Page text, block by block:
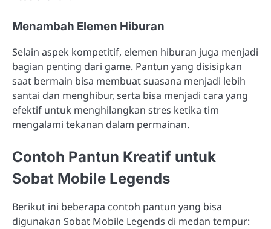
Menambah Elemen Hiburan
Selain aspek kompetitif, elemen hiburan juga menjadi
bagian penting dari game. Pantun yang disisipkan
saat bermain bisa membuat suasana menjadi lebih
santai dan menghibur, serta bisa menjadi cara yang
efektif untuk menghilangkan stres ketika tim
mengalami tekanan dalam permainan.
Contoh Pantun Kreatif untuk
Sobat Mobile Legends
Berikut ini beberapa contoh pantun yang bisa
digunakan Sobat Mobile Legends di medan tempur: